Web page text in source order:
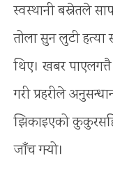
स्वस्थानी बस्नेतले
तोला सुन लुटी
थिए। खबर पाएलगत्तै
गरी प्रहरीले
झिकाइएको
जाँच गर्‍यो।